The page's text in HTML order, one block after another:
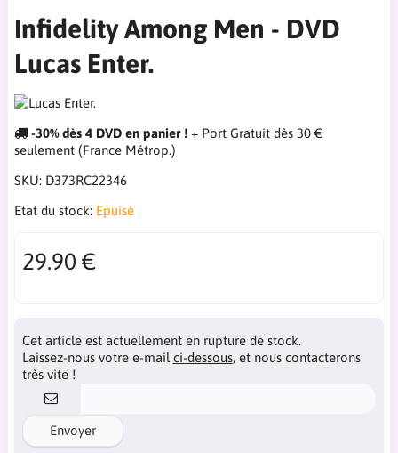
Infidelity Among Men - DVD
Lucas Enter.
-30% dès 4 DVD en panier ! + Port Gratuit dès 30 €
seulement (France Métrop.)
SKU: D373RC22346
Etat du stock: Epuisé
29.90 €
Cet article est actuellement en rupture de stock.
Laissez-nous votre e-mail ci-dessous, et nous contacterons
très vite !
Envoyer